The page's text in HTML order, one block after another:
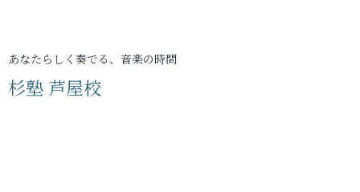
あなたらしく奏でる、音楽の時間
杉塾 芦屋校